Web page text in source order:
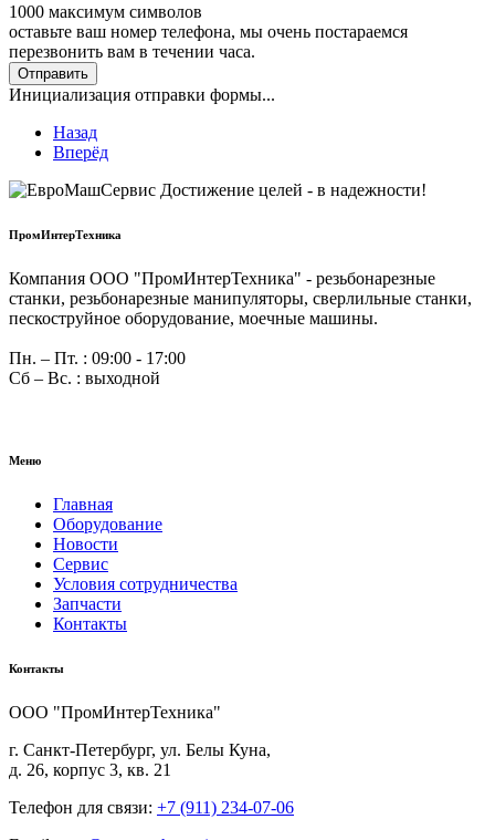
1000 максимум символов
оставьте ваш номер телефона, мы очень постараемся
перезвонить вам в течении часа.
Отправить
Инициализация отправки формы...
Назад
Вперёд
ПромИнтерТехника
Компания ООО "ПромИнтерТехника" - резьбонарезные
станки, резьбонарезные манипуляторы, сверлильные станки,
пескоструйное оборудование, моечные машины.
Пн. – Пт. : 09:00 - 17:00
Сб – Вс. : выходной
Меню
Главная
Оборудование
Новости
Сервис
Условия сотрудничества
Запчасти
Контакты
Контакты
ООО "ПромИнтерТехника"
г. Санкт-Петербург, ул. Белы Куна,
д. 26, корпус 3, кв. 21
Телефон для связи: +7 (911) 234-07-06